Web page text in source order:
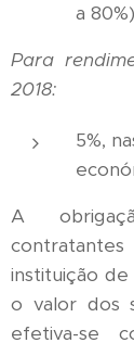
a
Para
2018:
5%,
A
instituição de
o valor dos
efetiva-se